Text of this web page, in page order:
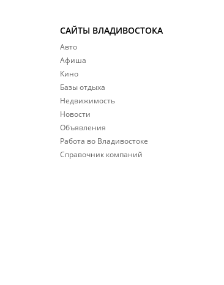
САЙТЫ ВЛАДИВОСТОКА
Авто
Афиша
Кино
Базы отдыха
Недвижимость
Новости
Объявления
Работа во Владивостоке
Справочник компаний